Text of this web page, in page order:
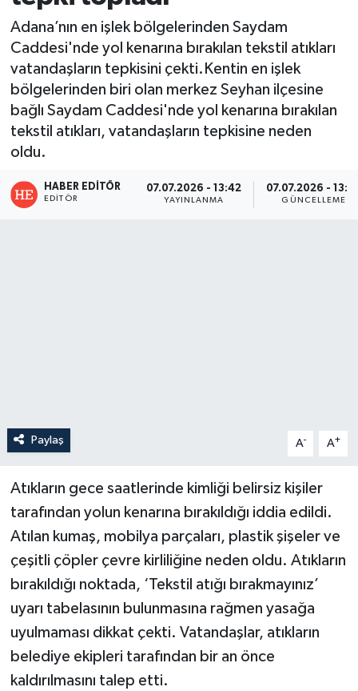
Adana’nın en işlek bölgelerinden Saydam
Caddesi'nde yol kenarına bırakılan tekstil atıkları
vatandaşların tepkisini çekti.Kentin en işlek
bölgelerinden biri olan merkez Seyhan ilçesine
bağlı Saydam Caddesi'nde yol kenarına bırakılan
tekstil atıkları, vatandaşların tepkisine neden
oldu.
HABER EDITÖR
EDITÖR
07.07.2026 - 13:42
YAYINLANMA
07.07.2026 -
GÜNCELLEME
Paylaş A- A+
Atıkların gece saatlerinde kimliği belirsiz kişiler
tarafından yolun kenarına bırakıldığı iddia edildi.
Atılan kumaş, mobilya parçaları, plastik şişeler ve
çeşitli çöpler çevre kirliliğine neden oldu. Atıkların
bırakıldığı noktada, ‘Tekstil atığı bırakmayınız’
uyarı tabelasının bulunmasına rağmen yasağa
uyulmaması dikkat çekti. Vatandaşlar, atıkların
belediye ekipleri tarafından bir an önce
kaldırılmasını talep etti.